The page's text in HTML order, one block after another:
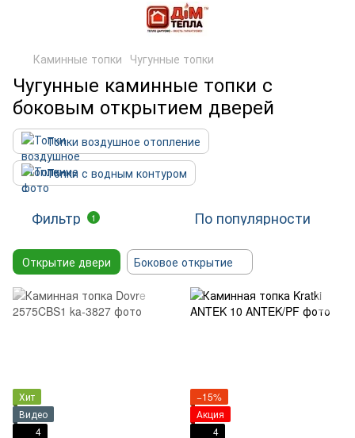
Каминные топки Чугунные топки
Чугунные каминные топки с
боковым открытием дверей
Топки воздушное отопление
Топки с водным контуром
Фильтр 1 По популярности
Открытие двери Боковое открытие
Хит
Видео
4
−15%
Акция
4